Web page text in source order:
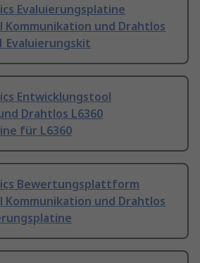
Evaluierungsplatine
Kommunikation und Drahtlos
Evaluierungskit
Entwicklungstool
Drahtlos L6360
für L6360
Bewertungsplattform
Kommunikation und Drahtlos